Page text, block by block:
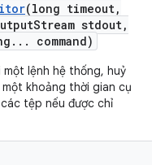
(long timeout,
Stream stdout,
. . . command)
lệnh hệ thống, huỷ
khoảng thời gian cụ
tệp nếu được chỉ